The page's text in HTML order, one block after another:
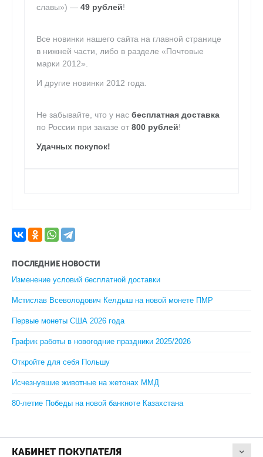
славы») — 49 рублей!
Все новинки нашего сайта на главной странице
в нижней части, либо в разделе «Почтовые
марки 2012».
И другие новинки 2012 года.
Не забывайте, что у нас бесплатная доставка
по России при заказе от 800 рублей!
Удачных покупок!
ПОСЛЕДНИЕ НОВОСТИ
Изменение условий бесплатной доставки
Мстислав Всеволодович Келдыш на новой монете ПМР
Первые монеты США 2026 года
График работы в новогодние праздники 2025/2026
Откройте для себя Польшу
Исчезнувшие животные на жетонах ММД
80-летие Победы на новой банкноте Казахстана
КАБИНЕТ ПОКУПАТЕЛЯ